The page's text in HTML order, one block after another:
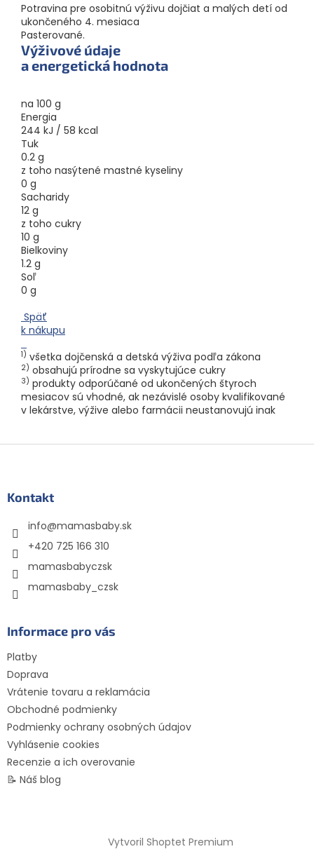
Potravina pre osobitnú výživu dojčiat a malých detí od
ukončeného 4. mesiaca
Pasterované.
Výživové údaje
a energetická hodnota
na 100 g
Energia
244 kJ / 58 kcal
Tuk
0.2 g
z toho nasýtené mastné kyseliny
0 g
Sacharidy
12 g
z toho cukry
10 g
Bielkoviny
1.2 g
Soľ
0 g
Späť
k nákupu
1) všetka dojčenská a detská výživa podľa zákona
2) obsahujú prírodne sa vyskytujúce cukry
3) produkty odporúčané od ukončených štyroch
mesiacov sú vhodné, ak nezávislé osoby kvalifikované
v lekárstve, výžive alebo farmácii neustanovujú inak
Kontakt
info@mamasbaby.sk
+420 725 166 310
mamasbabyczsk
mamasbaby_czsk
Informace pro vás
Platby
Doprava
Vrátenie tovaru a reklamácia
Obchodné podmienky
Podmienky ochrany osobných údajov
Vyhlásenie cookies
Recenzie a ich overovanie
📝 Náš blog
Vytvoril Shoptet Premium